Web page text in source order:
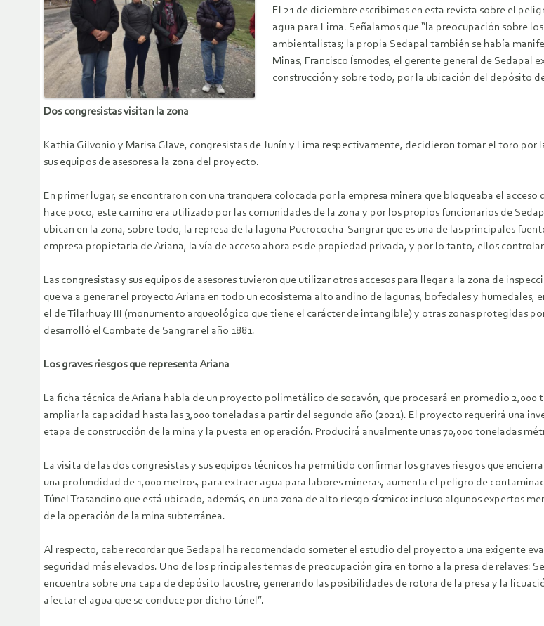
El 21 de diciembre escribimos en esta revista sobre el
agua para Lima. Señalamos que “la preocupación sobre
ambientalistas; la propia Sedapal también se había
Minas, Francisco Ísmodes, el gerente general de Sedapal
construcción y sobre todo, por la ubicación del depósito
Dos congresistas visitan la zona
Kathia Gilvonio y Marisa Glave, congresistas de Junín y Lima respectivamente, decidieron tomar el toro por
sus equipos de asesores a la zona del proyecto.
En primer lugar, se encontraron con una tranquera colocada por la empresa minera que bloqueaba el
hace poco, este camino era utilizado por las comunidades de la zona y por los propios funcionarios de
ubican en la zona, sobre todo, la represa de la laguna Pucrococha-Sangrar que es una de las principales
empresa propietaria de Ariana, la vía de acceso ahora es de propiedad privada, y por lo tanto, ellos
Las congresistas y sus equipos de asesores tuvieron que utilizar otros accesos para llegar a la zona de
que va a generar el proyecto Ariana en todo un ecosistema alto andino de lagunas, bofedales y
el de Tilarhuay III (monumento arqueológico que tiene el carácter de intangible) y otras zonas protegidas
desarrolló el Combate de Sangrar el año 1881.
Los graves riesgos que representa Ariana
La ficha técnica de Ariana habla de un proyecto polimetálico de socavón, que procesará en promedio
ampliar la capacidad hasta las 3,000 toneladas a partir del segundo año (2021). El proyecto requerirá una
etapa de construcción de la mina y la puesta en operación. Producirá anualmente unas 70,000 toneladas
La visita de las dos congresistas y sus equipos técnicos ha permitido confirmar los graves riesgos que
una profundidad de 1,000 metros, para extraer agua para labores mineras, aumenta el peligro de
Túnel Trasandino que está ubicado, además, en una zona de alto riesgo sísmico: incluso algunos expertos
de la operación de la mina subterránea.
Al respecto, cabe recordar que Sedapal ha recomendado someter el estudio del proyecto a una exigente
seguridad más elevados. Uno de los principales temas de preocupación gira en torno a la presa de relaves:
encuentra sobre una capa de depósito lacustre, generando las posibilidades de rotura de la presa y la
afectar el agua que se conduce por dicho túnel”.